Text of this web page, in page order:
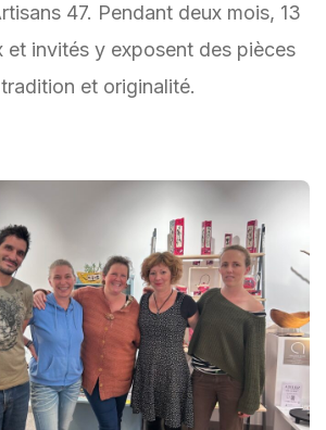
47. Pendant deux mois, 13
et invités y exposent des pièces
et originalité.